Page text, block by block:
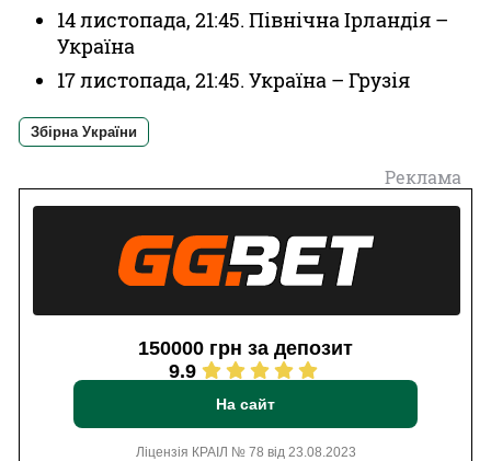
14 листопада, 21:45. Північна Ірландія –
Україна
17 листопада, 21:45. Україна – Грузія
Збірна України
Реклама
150000 грн за депозит
9.9
На сайт
Ліцензія КРАІЛ № 78 від 23.08.2023